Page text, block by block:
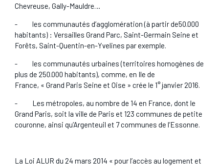
Chevreuse, Gally-Mauldre…
-
les communautés d’agglomération (à partir de50.000
habitants) : Versailles Grand Parc, Saint-Germain Seine et
Forêts, Saint-Quentin-en-Yvelines par exemple.
-
les communautés urbaines (territoires homogènes de
plus de 250.000 habitants), comme, en Ile de
France, « Grand Paris Seine et Oise » crée le 1° janvier 2016.
-
Les métropoles, au nombre de 14 en France, dont le
Grand Paris, soit la ville de Paris et 123 communes de petite
couronne, ainsi qu’Argenteuil et 7 communes de l’Essonne.
La Loi ALUR du 24 mars 2014 « pour l’accès au logement et